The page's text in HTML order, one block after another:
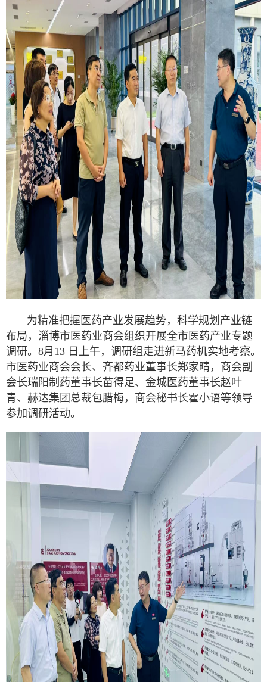
为精准把握医药产业发展趋势，科学规划产业链
布局，淄博市医药业商会组织开展全市医药产业专题
调研。8月13 日上午，调研组走进新马药机实地考察。
市医药业商会会长、齐都药业董事长郑家晴，商会副
会长瑞阳制药董事长苗得足、金城医药董事长赵叶
青、赫达集团总裁包腊梅，商会秘书长霍小语等领导
参加调研活动。